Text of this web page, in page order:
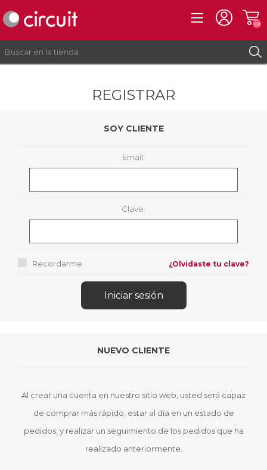
(0)
REGISTRAR
SOY CLIENTE
Email:
Clave:
Recordarme ¿Olvidaste tu clave?
NUEVO CLIENTE
Al crear una cuenta en nuestro sitio web, usted será capaz
de comprar más rápido, estar al día en un estado de
pedidos, y realizar un seguimiento de los pedidos que ha
realizado anteriormente.